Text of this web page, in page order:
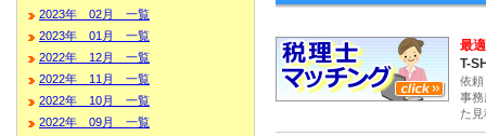
2023年 02月 一覧
2023年 01月 一覧
2022年 12月 一覧
2022年 11月 一覧
2022年 10月 一覧
2022年 09月 一覧
最適
T-
依頼
事務
た